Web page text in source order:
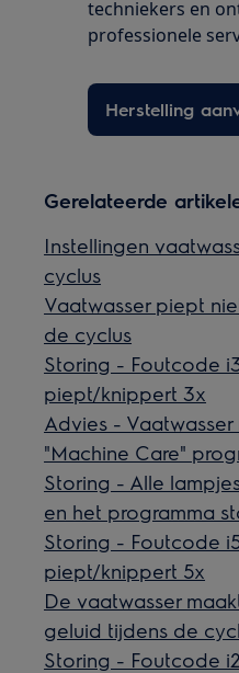
techniekers en
professionele
Herstelling
Gerelateerde
Instellingen
cyclus
Vaatwasser piept
de cyclus
Storing - Foutcode
piept/knippert 3x
Advies -
"Machine Care"
Storing - Alle
en het programma
Storing - Foutcode
piept/knippert 5x
De vaatwasser
geluid tijdens de
Storing - Foutcode